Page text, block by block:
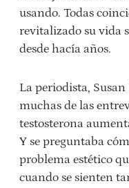
usando. Todas
revitalizado su vida
desde hacía años.
La periodista,
muchas de las
testosterona
Y se preguntaba
problema estético
cuando se sienten